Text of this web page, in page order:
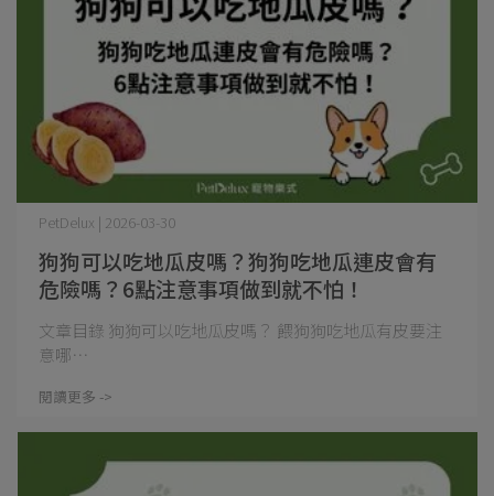
狗狗可以吃地瓜皮嗎？狗狗吃地瓜連皮會有
危險嗎？6點注意事項做到就不怕！
PetDelux | 2026-03-30
文章目錄 狗狗可以吃地瓜皮嗎？ 餵狗狗吃地瓜有皮要注
意哪⋯
閱讀更多 ->